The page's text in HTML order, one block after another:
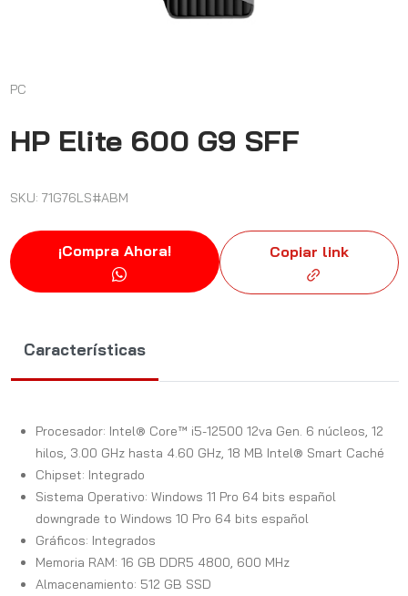
PC
HP Elite 600 G9 SFF
SKU: 71G76LS#ABM
¡Compra Ahora! Copiar link
Características
Procesador: Intel® Core™ i5-12500 12va Gen. 6 núcleos, 12
hilos, 3.00 GHz hasta 4.60 GHz, 18 MB Intel® Smart Caché
Chipset: Integrado
Sistema Operativo: Windows 11 Pro 64 bits español
downgrade to Windows 10 Pro 64 bits español
Gráficos: Integrados
Memoria RAM: 16 GB DDR5 4800, 600 MHz
Almacenamiento: 512 GB SSD